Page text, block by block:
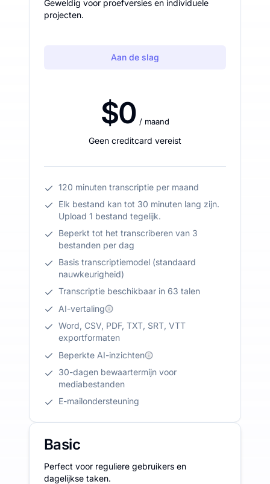
Geweldig voor proefversies en individuele
projecten.
Aan de slag
$0 / maand
Geen creditcard vereist
120 minuten transcriptie per maand
Elk bestand kan tot 30 minuten lang zijn.
Upload 1 bestand tegelijk.
Beperkt tot het transcriberen van 3
bestanden per dag
Basis transcriptiemodel (standaard
nauwkeurigheid)
Transcriptie beschikbaar in 63 talen
AI-vertaling
Word, CSV, PDF, TXT, SRT, VTT
exportformaten
Beperkte AI-inzichten
30-dagen bewaartermijn voor
mediabestanden
E-mailondersteuning
Basic
Perfect voor reguliere gebruikers en
dagelijkse taken.